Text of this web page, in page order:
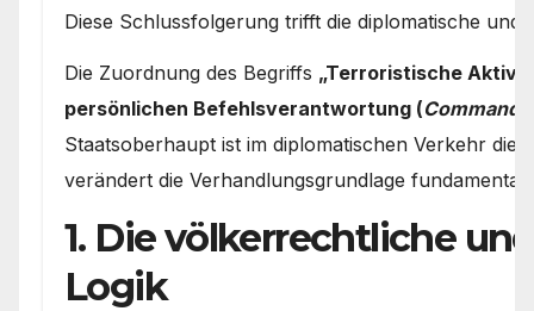
Diese Schlussfolgerung trifft die diplomatische
Die Zuordnung des Begriffs „Terroristische
persönlichen Befehlsverantwortung (Command
Staatsoberhaupt ist im diplomatischen Verkehr die
verändert die Verhandlungsgrundlage fundamental.
1. Die völkerrechtliche
Logik